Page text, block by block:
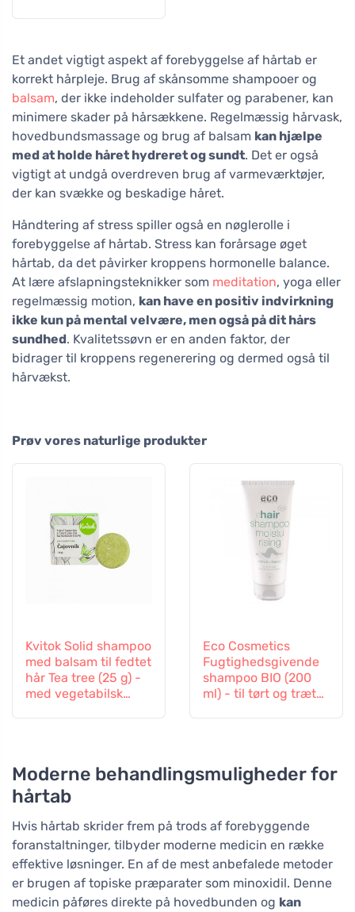
Et andet vigtigt aspekt af forebyggelse af hårtab er
korrekt hårpleje. Brug af skånsomme shampooer og
balsam, der ikke indeholder sulfater og parabener, kan
minimere skader på hårsækkene. Regelmæssig hårvask,
hovedbundsmassage og brug af balsam kan hjælpe
med at holde håret hydreret og sundt. Det er også
vigtigt at undgå overdreven brug af varmeværktøjer,
der kan svække og beskadige håret.
Håndtering af stress spiller også en nøglerolle i
forebyggelse af hårtab. Stress kan forårsage øget
hårtab, da det påvirker kroppens hormonelle balance.
At lære afslapningsteknikker som meditation, yoga eller
regelmæssig motion, kan have en positiv indvirkning
ikke kun på mental velvære, men også på dit hårs
sundhed. Kvalitetssøvn er en anden faktor, der
bidrager til kroppens regenerering og dermed også til
hårvækst.
Prøv vores naturlige produkter
Kvitok Solid shampoo
med balsam til fedtet
hår Tea tree (25 g) -
med vegetabilsk
Eco Cosmetics
Fugtighedsgivende
shampoo BIO (200
ml) - til tørt og træt
Moderne behandlingsmuligheder for
hårtab
Hvis hårtab skrider frem på trods af forebyggende
foranstaltninger, tilbyder moderne medicin en række
effektive løsninger. En af de mest anbefalede metoder
er brugen af topiske præparater som minoxidil. Denne
medicin påføres direkte på hovedbunden og kan